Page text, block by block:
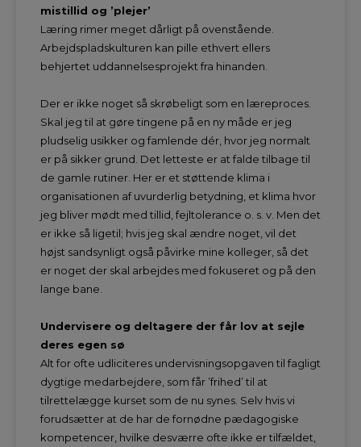
mistillid og ’plejer’
Læring rimer meget dårligt på ovenstående.
Arbejdspladskulturen kan pille ethvert ellers
behjertet uddannelsesprojekt fra hinanden.
Der er ikke noget så skrøbeligt som en læreproces.
Skal jeg til at gøre tingene på en ny måde er jeg
pludselig usikker og famlende dér, hvor jeg normalt
er på sikker grund. Det letteste er at falde tilbage til
de gamle rutiner. Her er et støttende klima i
organisationen af uvurderlig betydning, et klima hvor
jeg bliver mødt med tillid, fejltolerance o. s. v. Men det
er ikke så ligetil; hvis jeg skal ændre noget, vil det
højst sandsynligt også påvirke mine kolleger, så det
er noget der skal arbejdes med fokuseret og på den
lange bane.
Undervisere og deltagere der får lov at sejle
deres egen sø
Alt for ofte udliciteres undervisningsopgaven til fagligt
dygtige medarbejdere, som får ’frihed’ til at
tilrettelægge kurset som de nu synes. Selv hvis vi
forudsætter at de har de fornødne pædagogiske
kompetencer, hvilke desværre ofte ikke er tilfældet,